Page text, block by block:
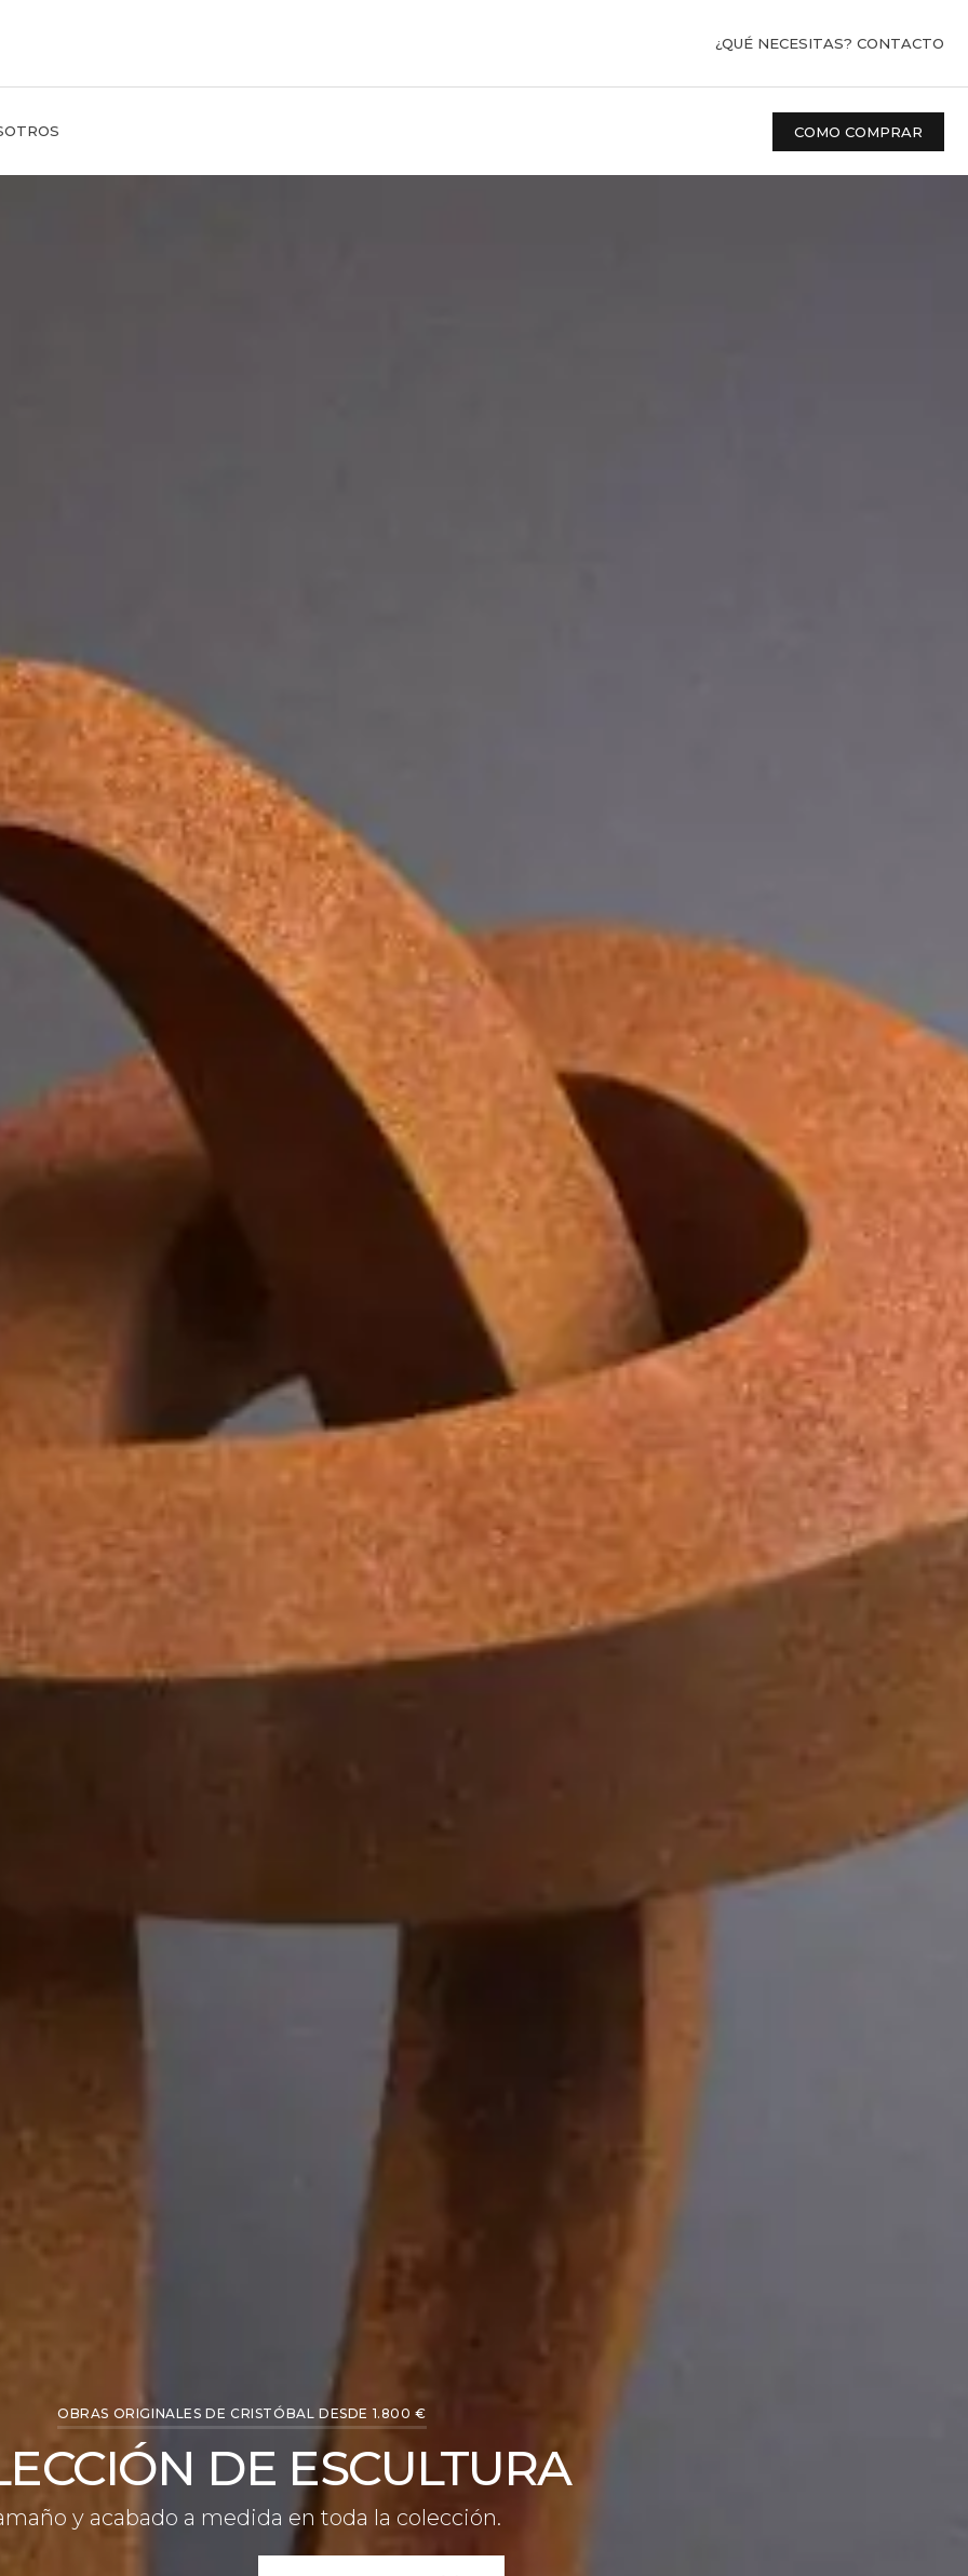
¿QUÉ NECESITAS? CONTACTO
COMO COMPRAR
OBRAS ORIGINALES DE CRISTÓBAL DESDE 1.800 €
DE ESCULTURA
y acabado a medida en toda la colección.